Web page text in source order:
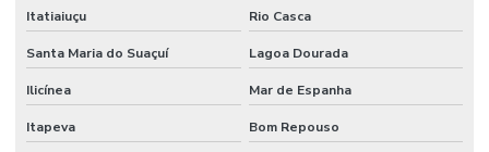
Revestimentos Epóxi
Revestimentos Epóxi De Alta Performance
Serviço Confiável De Juntas De Dilatação
Serviço De Impermeabilização
Itatiaiuçu Rio Casca
Santa Maria do Suaçuí Lagoa Dourada
Ilicínea Mar de Espanha
Itapeva Bom Repouso